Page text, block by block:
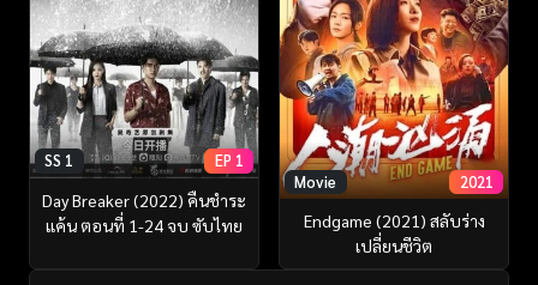
SS 1 EP 1
Day Breaker (2022) คืนชำระ
แค้น ตอนที่ 1-24 จบ ซับไทย
Movie 2021
Endgame (2021) สลับร่าง
เปลี่ยนชีวิต